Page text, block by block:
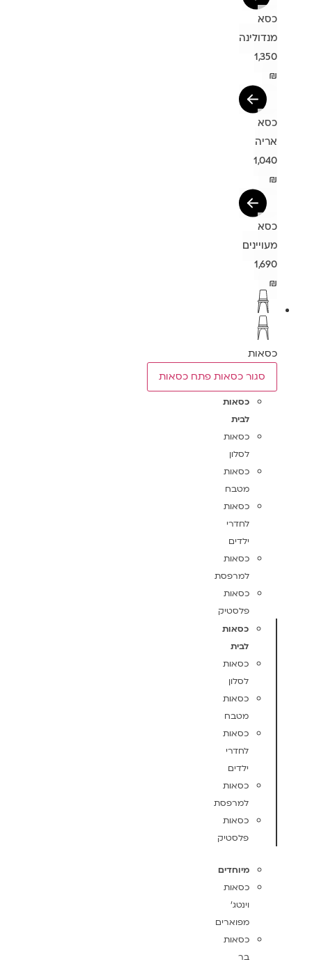
כסא
מנדולינה
1,350
₪
כסא
אריה
1,040
₪
כסא
מעויינים
1,690
₪
כסאות
סגור כסאות פתח כסאות
כסאות
לבית
כסאות
לסלון
כסאות
מטבח
כסאות
לחדרי
ילדים
כסאות
למרפסת
כסאות
פלסטיק
כסאות
לבית
כסאות
לסלון
כסאות
מטבח
כסאות
לחדרי
ילדים
כסאות
למרפסת
כסאות
פלסטיק
מיוחדים
כסאות
וינטג'
מפוארים
כסאות
בר